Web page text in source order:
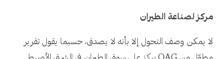
مركز لصناعة الطيران
لا يمكن وصف التحول إلا بأنه لا يصدق، حسبما يقول تقرير